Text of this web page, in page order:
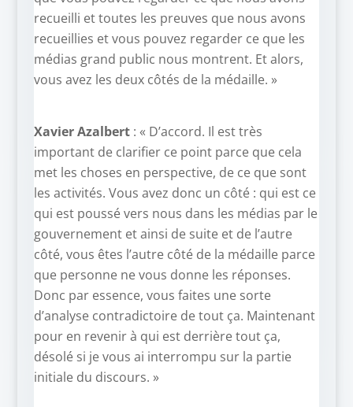
recueilli et toutes les preuves que nous avons
recueillies et vous pouvez regarder ce que les
médias grand public nous montrent. Et alors,
vous avez les deux côtés de la médaille. »
Xavier Azalbert: « D’accord. Il est très
important de clarifier ce point parce que cela
met les choses en perspective, de ce que sont
les activités. Vous avez donc un côté : qui est ce
qui est poussé vers nous dans les médias par le
gouvernement et ainsi de suite et de l’autre
côté, vous êtes l’autre côté de la médaille parce
que personne ne vous donne les réponses.
Donc par essence, vous faites une sorte
d’analyse contradictoire de tout ça. Maintenant
pour en revenir à qui est derrière tout ça,
désolé si je vous ai interrompu sur la partie
initiale du discours. »